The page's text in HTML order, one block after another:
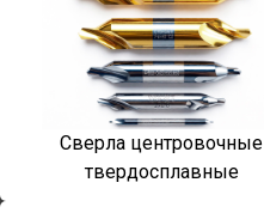
Сверла центровочные
твердосплавные